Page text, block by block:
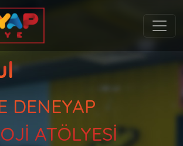
DENEYAP
ATÖLYESİ